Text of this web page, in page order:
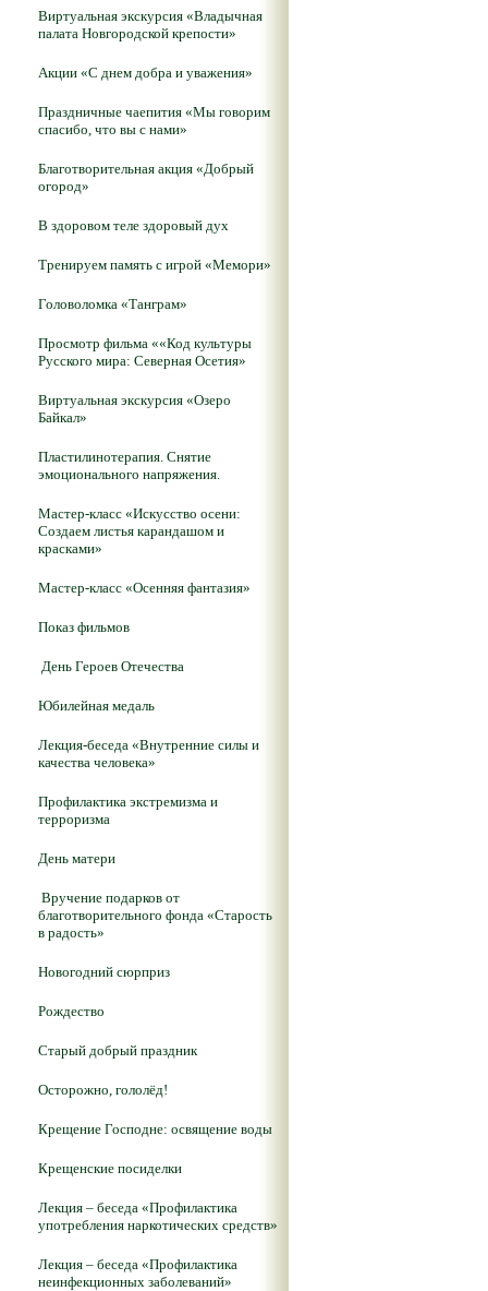
Виртуальная экскурсия «Владычная
палата Новгородской крепости»
Акции «С днем добра и уважения»
Праздничные чаепития «Мы говорим
спасибо, что вы с нами»
Благотворительная акция «Добрый
огород»
В здоровом теле здоровый дух
Тренируем память с игрой «Мемори»
Головоломка «Танграм»
Просмотр фильма ««Код культуры
Русского мира: Северная Осетия»
Виртуальная экскурсия «Озеро
Байкал»
Пластилинотерапия. Снятие
эмоционального напряжения.
Мастер-класс «Искусство осени:
Создаем листья карандашом и
красками»
Мастер-класс «Осенняя фантазия»
Показ фильмов
День Героев Отечества
Юбилейная медаль
Лекция-беседа «Внутренние силы и
качества человека»
Профилактика экстремизма и
терроризма
День матери
Вручение подарков от
благотворительного фонда «Старость
в радость»
Новогодний сюрприз
Рождество
Старый добрый праздник
Осторожно, гололёд!
Крещение Господне: освящение воды
Крещенские посиделки
Лекция – беседа «Профилактика
употребления наркотических средств»
Лекция – беседа «Профилактика
неинфекционных заболеваний»